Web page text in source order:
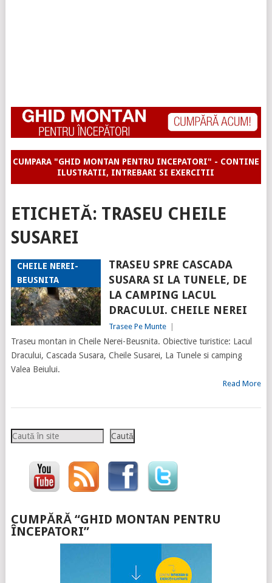
CUMPARA "GHID MONTAN PENTRU INCEPATORI" - CONTINE
ILUSTRATII, INTREBARI SI EXERCITII
ETICHETĂ: TRASEU CHEILE
SUSAREI
CHEILE NEREI-
BEUSNITA
TRASEU SPRE CASCADA
SUSARA SI LA TUNELE, DE
LA CAMPING LACUL
DRACULUI. CHEILE NEREI
Trasee Pe Munte
Traseu montan in Cheile Nerei-Beusnita. Obiective turistice: Lacul
Dracului, Cascada Susara, Cheile Susarei, La Tunele si camping
Valea Beiului.
Read More
Caută Caută
CUMPĂRĂ “GHID MONTAN PENTRU
ÎNCEPATORI”